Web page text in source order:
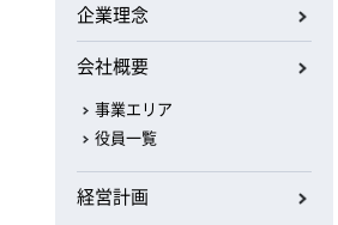
企業理念
会社概要
事業エリア
役員一覧
経営計画